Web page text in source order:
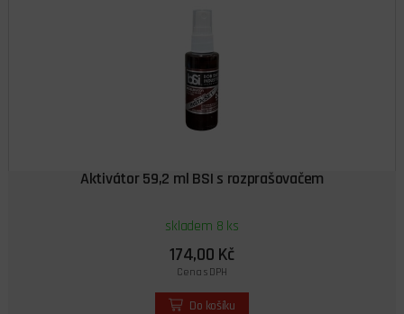
Aktivátor 59,2 ml BSI s rozprašovačem
skladem 8 ks
174,00 Kč
Cena s DPH
Do košíku